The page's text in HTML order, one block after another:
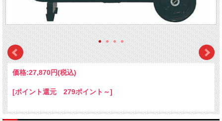
価格:27,870円(税込)
[ポイント還元 279ポイント～]